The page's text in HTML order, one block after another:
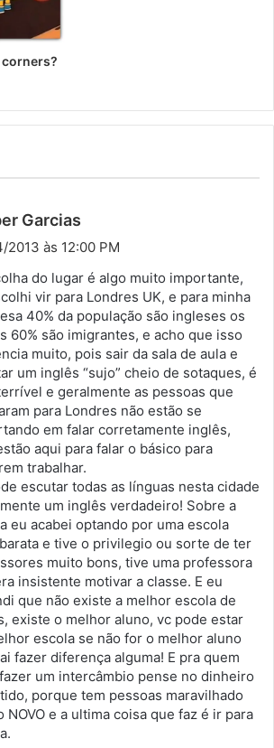
Garcias
i
s
e
:
2013 às 12:00 PM
do lugar é algo muito importante,
vir para Londres UK, e para minha
40% da população são ingleses os
60% são imigrantes, e acho que isso
muito, pois sair da sala de aula e
um inglês “sujo” cheio de sotaques, é
e geralmente as pessoas que
para Londres não estão se
em falar corretamente inglês,
aqui para falar o básico para
trabalhar.
escutar todas as línguas nesta cidade
um inglês verdadeiro! Sobre a
eu acabei optando por uma escola
e tive o privilegio ou sorte de ter
muito bons, tive uma professora
insistente motivar a classe. E eu
que não existe a melhor escola de
existe o melhor aluno, vc pode estar
escola se não for o melhor aluno
fazer diferença alguma! E pra quem
um intercâmbio pense no dinheiro
porque tem pessoas maravilhado
NOVO e a ultima coisa que faz é ir para